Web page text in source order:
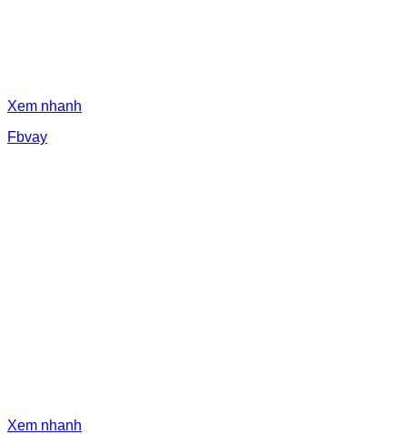
Xem nhanh
Fbvay
Xem nhanh